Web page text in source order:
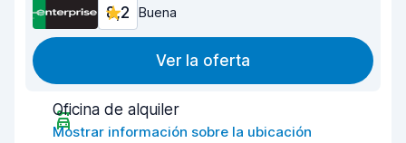
8,2 Buena
Ver la oferta
Oficina de alquiler
Mostrar información sobre la ubicación